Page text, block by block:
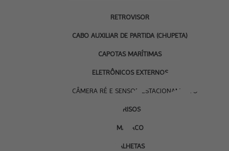
RETROVISOR
CABO AUXILIAR DE PARTIDA (CHUPETA)
CAPOTAS MARÍTIMAS
ELETRÔNICOS EXTERNOS
CÂMERA RÉ E SENSOR ESTACIONAMENTO
FRISOS
MACACO
PALHETAS